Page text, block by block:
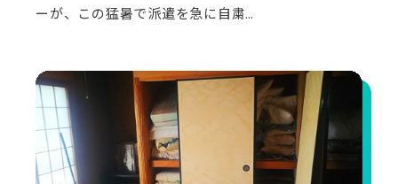
ーが、この猛暑で派遣を急に自粛…